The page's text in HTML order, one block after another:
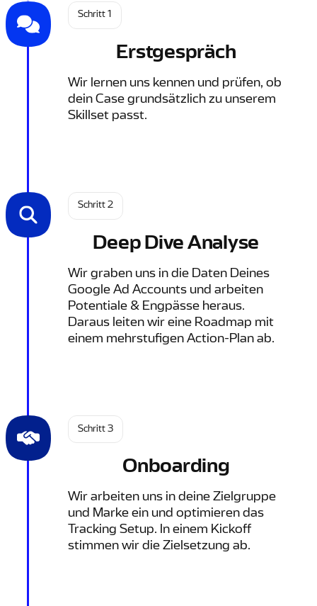
Schritt 1
Erstgespräch
Wir lernen uns kennen und prüfen, ob
dein Case grundsätzlich zu unserem
Skillset passt.
Schritt 2
Deep Dive Analyse
Wir graben uns in die Daten Deines
Google Ad Accounts und arbeiten
Potentiale & Engpässe heraus.
Daraus leiten wir eine Roadmap mit
einem mehrstufigen Action-Plan ab.
Schritt 3
Onboarding
Wir arbeiten uns in deine Zielgruppe
und Marke ein und optimieren das
Tracking Setup. In einem Kickoff
stimmen wir die Zielsetzung ab.